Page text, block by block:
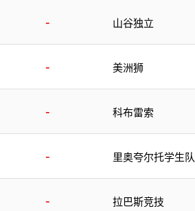
- 山谷独立
- 美洲狮
- 科布雷索
- 里奥夸尔托学生队
- 拉巴斯竞技